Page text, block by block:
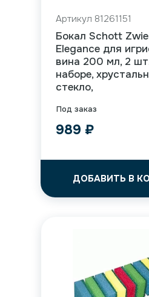
Под заказ
Артикул 81261151
Бокал Schott
Elegance для
вина 200 мл, 2
наборе,
стекло,
989 ₽
ДОБАВИТЬ В